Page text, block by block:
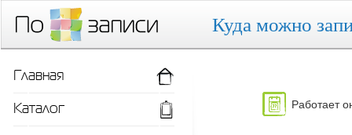
Куда можно
Работает
Главная
Каталог